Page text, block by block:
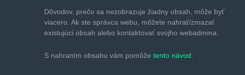
Dôvodov, prečo sa nezobrazuje žiadny obsah, môže byť
viacero. Ak ste správca webu, môžete nahrať/zmazať
existujúci obsah alebo kontaktovať svojho webadmina.
S nahraním obsahu vám pomôže tento návod.